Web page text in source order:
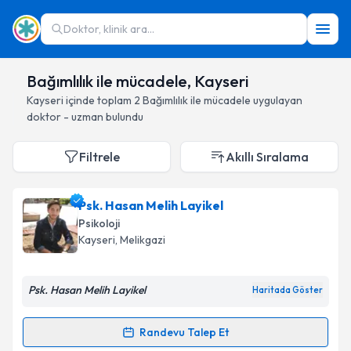
Doktor, klinik ara...
Bağımlılık ile mücadele, Kayseri
Kayseri içinde toplam 2 Bağımlılık ile mücadele uygulayan
doktor - uzman bulundu
Filtrele Akıllı Sıralama
Psk. Hasan Melih Layikel
Psikoloji
Kayseri, Melikgazi
Psk. Hasan Melih Layikel Haritada Göster
Randevu Talep Et
Randevu Takvimi Talebi